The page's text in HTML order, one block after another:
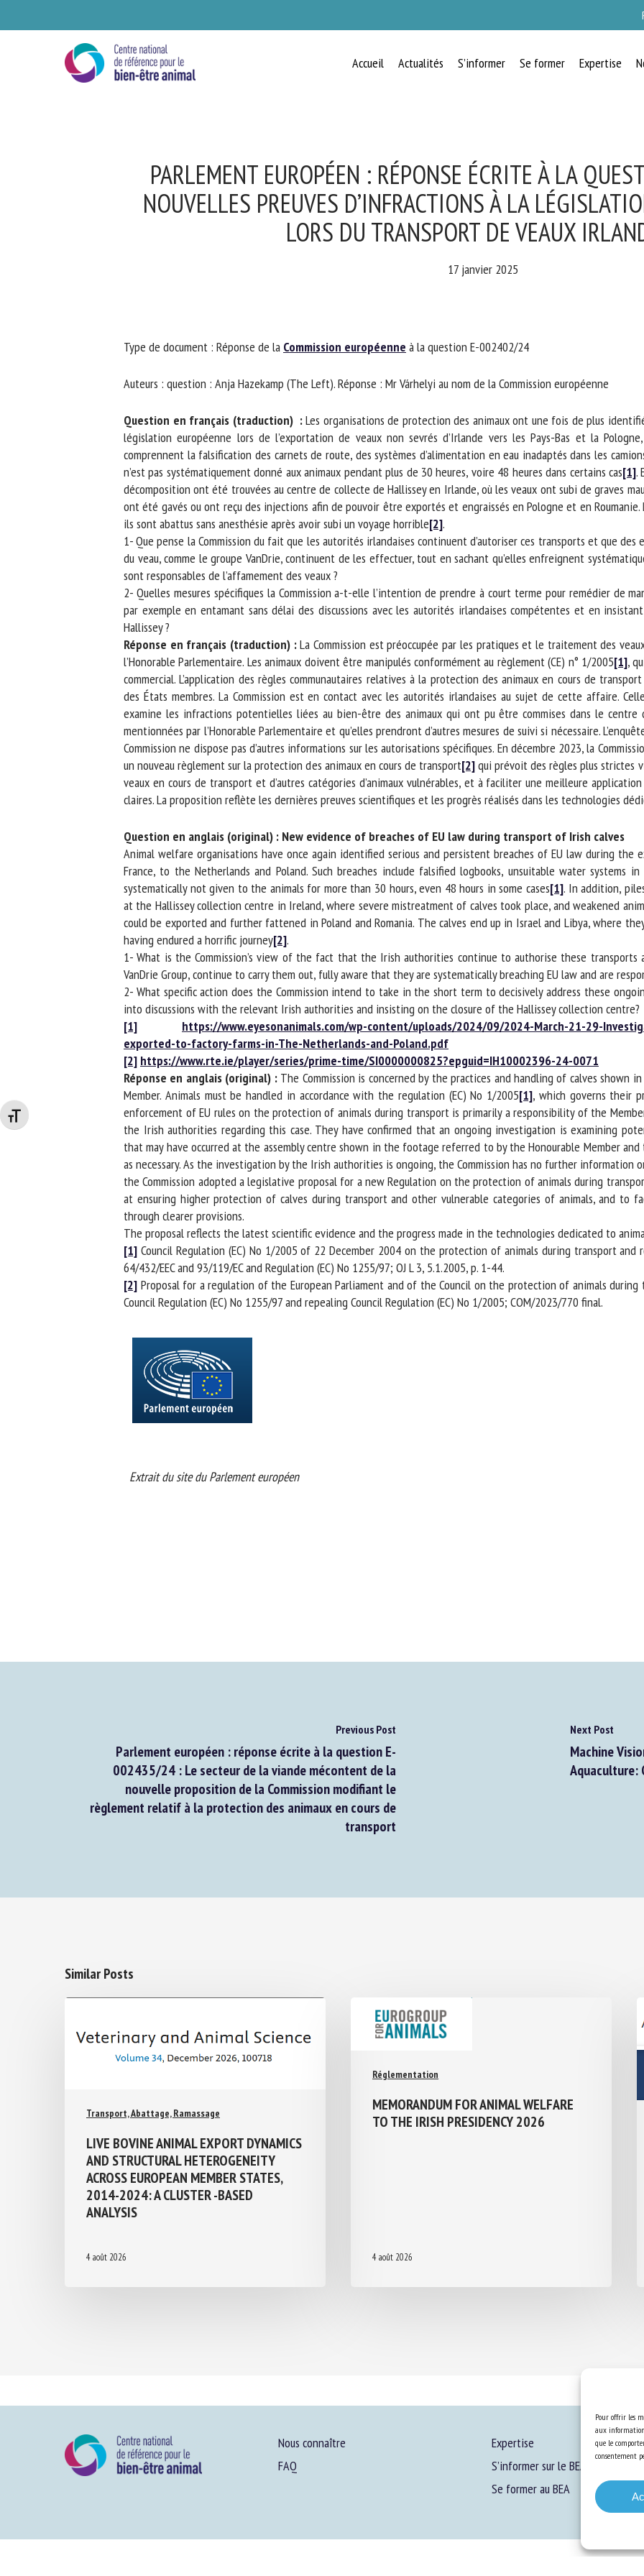
Pour offrir les
aux
que le
consentement
Changer la taille de la police
Accueil Actualités S’informer Se former Expertise
PARLEMENT EUROPÉEN : RÉPONSE ÉCRITE À LA
NOUVELLES PREUVES D’INFRACTIONS À LA
LORS DU TRANSPORT DE VEAUX
17 janvier 2025
Type de document : Réponse de laCommission européenneà la question E-002402/24
Auteurs : question : Anja Hazekamp (The Left). Réponse : Mr Várhelyi au nom de la Commission européenne
Question en français (traduction) : Les organisations de protection des animaux ont une fois de plus
législation européenne lors de l’exportation de veaux non sevrés d’Irlande vers les Pays-Bas et la
comprennent la falsification des carnets de route, des systèmes d’alimentation en eau inadaptés dans les
n’est pas systématiquement donné aux animaux pendant plus de 30 heures, voire 48 heures dans certains cas[1].
décomposition ont été trouvées au centre de collecte de Hallissey en Irlande, où les veaux ont subi de graves
ont été gavés ou ont reçu des injections afin de pouvoir être exportés et engraissés en Pologne et en Roumanie.
ils sont abattus sans anesthésie après avoir subi un voyage horrible[2].
1- Que pense la Commission du fait que les autorités irlandaises continuent d’autoriser ces transports et que des
du veau, comme le groupe VanDrie, continuent de les effectuer, tout en sachant qu’elles enfreignent
sont responsables de l’affamement des veaux ?
2- Quelles mesures spécifiques la Commission a-t-elle l’intention de prendre à court terme pour remédier de
par exemple en entamant sans délai des discussions avec les autorités irlandaises compétentes et en
Hallissey ?
Réponse en français (traduction) : La Commission est préoccupée par les pratiques et le traitement des
l’Honorable Parlementaire. Les animaux doivent être manipulés conformément au règlement (CE) n° 1/2005[1],
commercial. L’application des règles communautaires relatives à la protection des animaux en cours de
des États membres. La Commission est en contact avec les autorités irlandaises au sujet de cette affaire.
examine les infractions potentielles liées au bien-être des animaux qui ont pu être commises dans le centre
mentionnées par l’Honorable Parlementaire et qu’elles prendront d’autres mesures de suivi si nécessaire.
Commission ne dispose pas d’autres informations sur les autorisations spécifiques. En décembre 2023, la
un nouveau règlement sur la protection des animaux en cours de transport[2]qui prévoit des règles plus strictes
veaux en cours de transport et d’autres catégories d’animaux vulnérables, et à faciliter une meilleure
claires. La proposition reflète les dernières preuves scientifiques et les progrès réalisés dans les technologies
Question en anglais (original) : New evidence of breaches of EU law during transport of Irish calves
Animal welfare organisations have once again identified serious and persistent breaches of EU law during the
France, to the Netherlands and Poland. Such breaches include falsified logbooks, unsuitable water systems
systematically not given to the animals for more than 30 hours, even 48 hours in some cases[1]. In addition, piles
at the Hallissey collection centre in Ireland, where severe mistreatment of calves took place, and weakened
could be exported and further fattened in Poland and Romania. The calves end up in Israel and Libya, where
having endured a horrific journey[2].
1- What is the Commission’s view of the fact that the Irish authorities continue to authorise these transports
VanDrie Group, continue to carry them out, fully aware that they are systematically breaching EU law and are
2- What specific action does the Commission intend to take in the short term to decisively address these
into discussions with the relevant Irish authorities and insisting on the closure of the Hallissey collection centre?
[1]
https://www.eyesonanimals.com/wp-content/uploads/2024/09/2024-March-21-29-
exported-to-factory-farms-in-The-Netherlands-and-Poland.pdf
[2]https://www.rte.ie/player/series/prime-time/SI0000000825?epguid=IH10002396-24-0071
Réponse en anglais (original) : The Commission is concerned by the practices and handling of calves shown
Member. Animals must be handled in accordance with the regulation (EC) No 1/2005[1], which governs their
enforcement of EU rules on the protection of animals during transport is primarily a responsibility of the
the Irish authorities regarding this case. They have confirmed that an ongoing investigation is examining
that may have occurred at the assembly centre shown in the footage referred to by the Honourable Member
as necessary. As the investigation by the Irish authorities is ongoing, the Commission has no further information
the Commission adopted a legislative proposal for a new Regulation on the protection of animals during transport
at ensuring higher protection of calves during transport and other vulnerable categories of animals, and to
through clearer provisions.
The proposal reflects the latest scientific evidence and the progress made in the technologies dedicated to
[1]Council Regulation (EC) No 1/2005 of 22 December 2004 on the protection of animals during transport and
64/432/EEC and 93/119/EC and Regulation (EC) No 1255/97; OJ L 3, 5.1.2005, p. 1-44.
[2]Proposal for a regulation of the European Parliament and of the Council on the protection of animals during
Council Regulation (EC) No 1255/97 and repealing Council Regulation (EC) No 1/2005; COM/2023/770 final.
Extrait du site du Parlement européen
Previous Post
Parlement européen : réponse écrite à la question E-
002435/24 : Le secteur de la viande mécontent de la
nouvelle proposition de la Commission modifiant le
règlement relatif à la protection des animaux en cours de
transport
Next Post
Machine
Aquaculture:
Similar Posts
Transport, Abattage, Ramassage
LIVE BOVINE ANIMAL EXPORT
DYNAMICS AND STRUCTURAL
HETEROGENEITY ACROSS EUROPEAN
MEMBER STATES, 2014-2024: A
CLUSTER -BASED ANALYSIS
4 août 2026
Réglementation
MEMORANDUM FOR ANIMAL WELFARE
TO THE IRISH PRESIDENCY 2026
4 août 2026
Nous connaître
FAQ
Expertise
S’informer sur le BEA
Se former au BEA
BIEN-ÊTRE ANIMAL
Select language
*
En soumettant ce formulaire, j'accepte que les informations saisies soient
utilisées dans le cadre de la relation avec le CNR BEA. *
Les champs suivis de * sont obligatoires